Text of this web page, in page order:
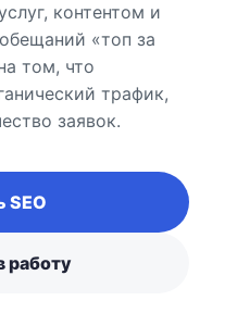
контентом и
«топ за
том, что
трафик,
заявок.
SEO
работу